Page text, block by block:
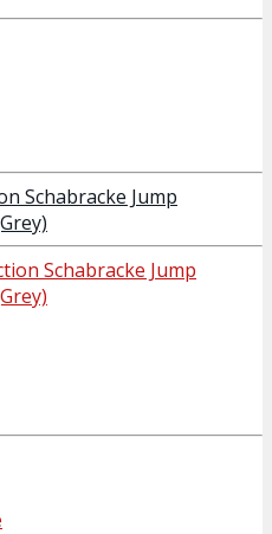
Schabracke Jump